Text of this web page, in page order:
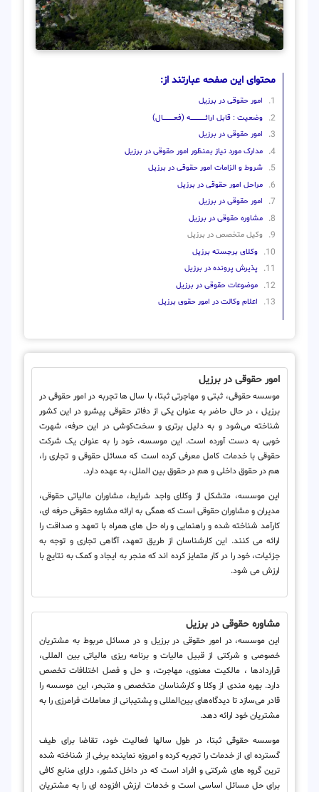
محتوای این صفحه عبارتند از:
امور حقوقی در برزیل
وضعیت : قابل ارائــــــــــــــــــــه (فعـــــــــــــــال)
امور حقوقی در برزیل
مدارک مورد نیاز بمنظور امور حقوقی در برزیل
شروط و الزامات امور حقوقی در برزیل
مراحل امور حقوقی در برزیل
امور حقوقی در برزیل
مشاوره حقوقی در برزیل
وکیل متخصص در برزیل
وکلای برجسته برزیل
پذیرش پرونده در برزیل
موضوعات حقوقی در برزیل
اعلام وکالت در امور حقوی برزیل
امور حقوقی در برزیل
موسسه حقوقی، ثبتی و مهاجرتی ثبتا، با سال ها تجربه در امور حقوقی در
برزیل ، در حال حاضر به عنوان یکی از دفاتر حقوقی پیشرو در این کشور
شناخته می‌شود و به دلیل برتری و سخت‌کوشی در این حرفه، شهرت
خوبی به دست آورده است. این موسسه، خود را به عنوان یک شرکت
حقوقی با خدمات کامل معرفی کرده است که مسائل حقوقی و تجاری را،
هم در حقوق داخلی و هم در حقوق بین الملل، به عهده دارد.
این موسسه، متشکل از وکلای واجد شرایط، مشاوران مالیاتی حقوقی،
مدیران و مشاوران حقوقی است که همگی به ارائه مشاوره حقوقی حرفه ای،
کارآمد شناخته شده و راهنمایی و راه حل های همراه با تعهد و صداقت را
ارائه می کنند. این کارشناسان از طریق تعهد، آگاهی تجاری و توجه به
جزئیات، خود را در کار متمایز کرده اند که منجر به ایجاد و کمک به نتایج با
ارزش می شود.
مشاوره حقوقی در برزیل
این موسسه، در امور حقوقی در برزیل و در مسائل مربوط به مشتریان
خصوصی و شرکتی از قبیل مالیات و برنامه ریزی مالیاتی بین المللی،
قراردادها ، مالکیت معنوی، مهاجرت، و حل و فصل اختلافات تخصص
دارد. بهره مندی از وکلا و کارشناسان متخصص و متبحر، این موسسه را
قادر می‌سازد تا دیدگاه‌های بین‌المللی و پشتیبانی از معاملات فرامرزی را به
مشتریان خود ارائه دهد.
موسسه حقوقی ثبتا، در طول سالها فعالیت خود، تقاضا برای طیف
گسترده ای از خدمات را تجربه کرده و امروزه نماینده برخی از شناخته شده
ترین گروه های شرکتی و افراد است که در داخل کشور، دارای منابع کافی
برای حل مسائل اساسی است و خدمات ارزش افزوده ای را به مشتریان